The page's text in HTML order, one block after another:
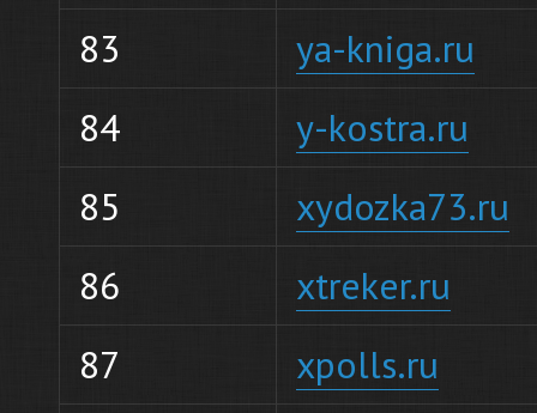
83
ya-kniga.ru
84
y-kostra.ru
85
xydozka73.ru
86
xtreker.ru
87
xpolls.ru